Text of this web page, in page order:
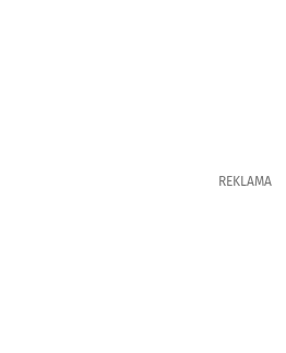
REKLAMA